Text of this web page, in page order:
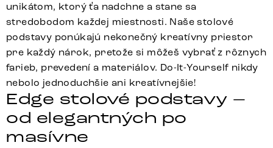
unikátom, ktorý ťa nadchne a stane sa
stredobodom každej miestnosti. Naše stolové
podstavy ponúkajú nekonečný kreatívny priestor
pre každý nárok, pretože si môžeš vybrať z rôznych
farieb, prevedení a materiálov. Do-It-Yourself nikdy
nebolo jednoduchšie ani kreatívnejšie!
Edge stolové podstavy –
od elegantných po
masívne